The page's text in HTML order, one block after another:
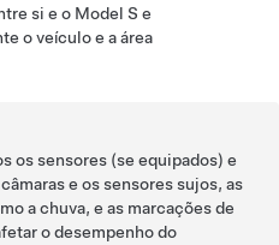
si e o Model S e
o veículo e a área
os sensores (se equipados) e
e os sensores sujos, as
a chuva, e as marcações de
o desempenho do